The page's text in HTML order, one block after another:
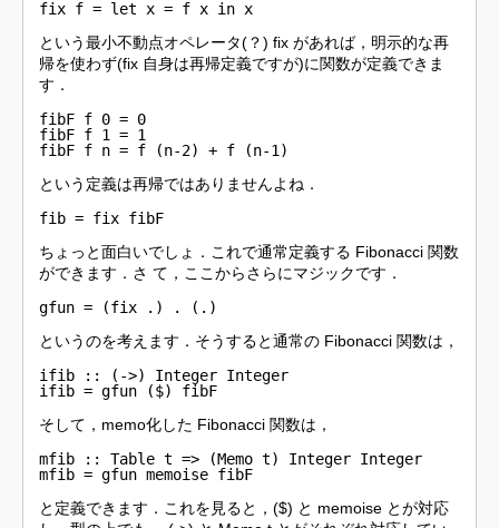
fix f = let x = f x in x
という最小不動点オペレータ(？) fix があれば，明示的な再
帰を使わず(fix 自身は再帰定義ですが)に関数が定義できま
す．
fibF f 0 = 0
fibF f 1 = 1
fibF f n = f (n-2) + f (n-1)
という定義は再帰ではありませんよね．
fib = fix fibF
ちょっと面白いでしょ．これで通常定義する Fibonacci 関数
ができます．さ て，ここからさらにマジックです．
gfun = (fix .) . (.)
というのを考えます．そうすると通常の Fibonacci 関数は，
ifib :: (->) Integer Integer
ifib = gfun ($) fibF
そして，memo化した Fibonacci 関数は，
mfib :: Table t => (Memo t) Integer Integer
mfib = gfun memoise fibF
と定義できます．これを見ると，($) と memoise とが対応